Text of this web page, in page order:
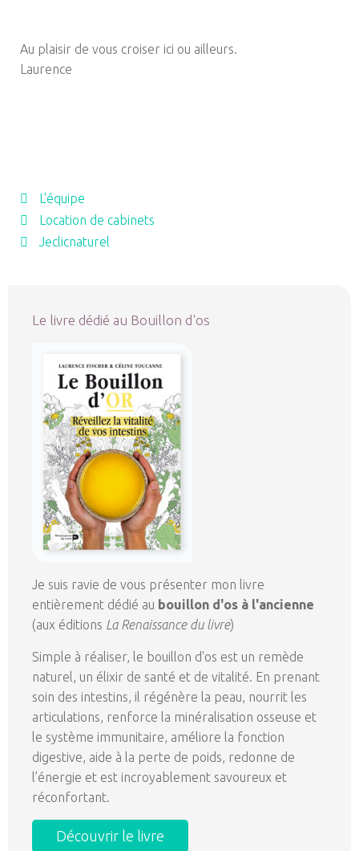
Au plaisir de vous croiser ici ou ailleurs.
Laurence
L'équipe
Location de cabinets
Jeclicnaturel
Le livre dédié au Bouillon d'os
Je suis ravie de vous présenter mon livre
entièrement dédié au bouillon d'os à l'ancienne
(aux éditions La Renaissance du livre)
Simple à réaliser, le bouillon d'os est un remède
naturel, un élixir de santé et de vitalité. En prenant
soin des intestins, il régénère la peau, nourrit les
articulations, renforce la minéralisation osseuse et
le système immunitaire, améliore la fonction
digestive, aide à la perte de poids, redonne de
l’énergie et est incroyablement savoureux et
réconfortant.
Découvrir le livre